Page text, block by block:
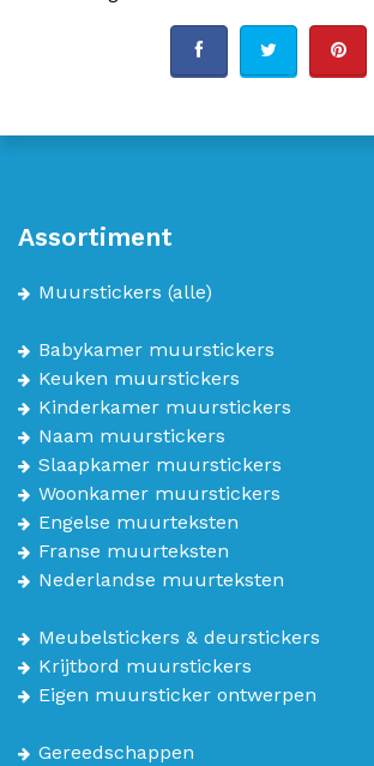
Assortiment
Muurstickers (alle)
Babykamer muurstickers
Keuken muurstickers
Kinderkamer muurstickers
Naam muurstickers
Slaapkamer muurstickers
Woonkamer muurstickers
Engelse muurteksten
Franse muurteksten
Nederlandse muurteksten
Meubelstickers & deurstickers
Krijtbord muurstickers
Eigen muursticker ontwerpen
Gereedschappen